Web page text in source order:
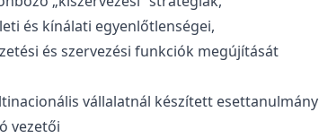
és kínálati egyenlőtlenségei,
és szervezési funkciók megújítását
vállalatnál készített esettanulmány
vezetői